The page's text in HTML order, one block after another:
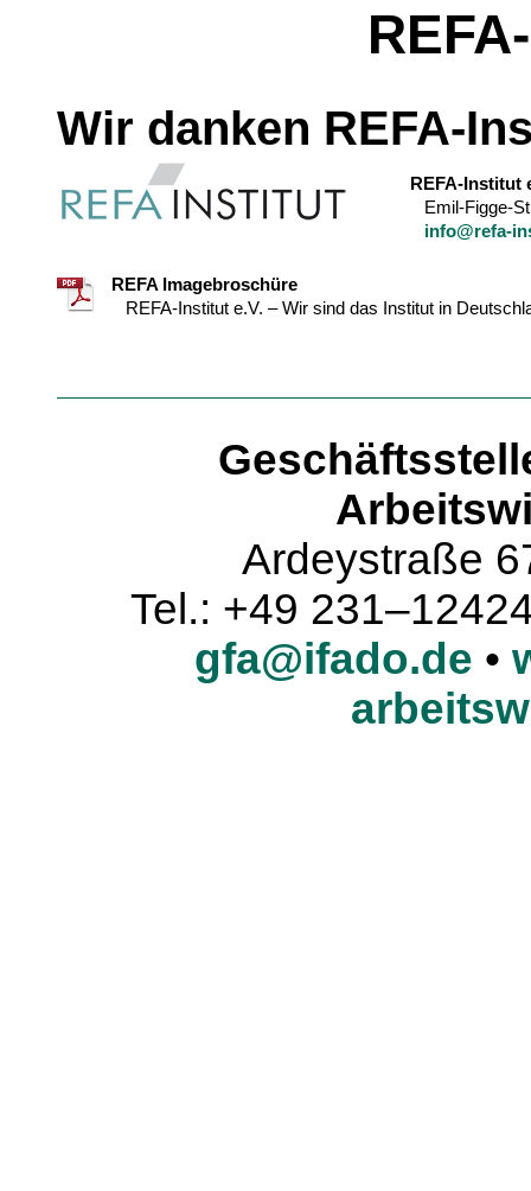
Wir danken REFA-
REFA-Institut
Emil-Figge-
info@refa-
REFA Imagebroschüre
REFA-Institut e.V. – Wir sind das Institut in
Ardeystraße
Tel.: +49
gfa@ifado.de •